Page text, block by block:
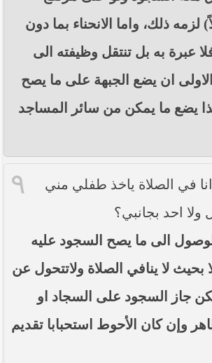
لزمه ذلك، واما الانحناء بما دون
عبرة به بل تنتقل وظيفته الى
الاولى ان يضع الجبهة على ما يصح
يضع ما يمكن من سائر المساجد
٩
في الصلاة ياخذ طفلي مني
ولا احد بجانبي؟
الى ما يصح السجود عليه
بحيث لا ينافي الصلاة ولاتتحول عن
جاز السجود على السجاد او
وإن كان الأحوط استحبابا تقديم